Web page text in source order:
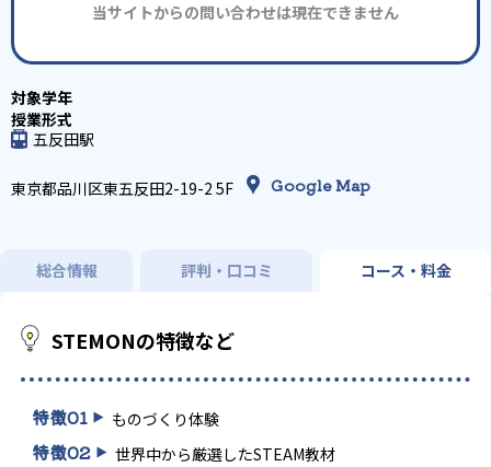
当サイトからの問い合わせは現在できません
五反田駅
東京都品川区東五反田2-19-2 5F Google Map
総合情報 評判・口コミ コース・料金
STEMONの特徴など
特徴01 ものづくり体験
特徴02 世界中から厳選したSTEAM教材